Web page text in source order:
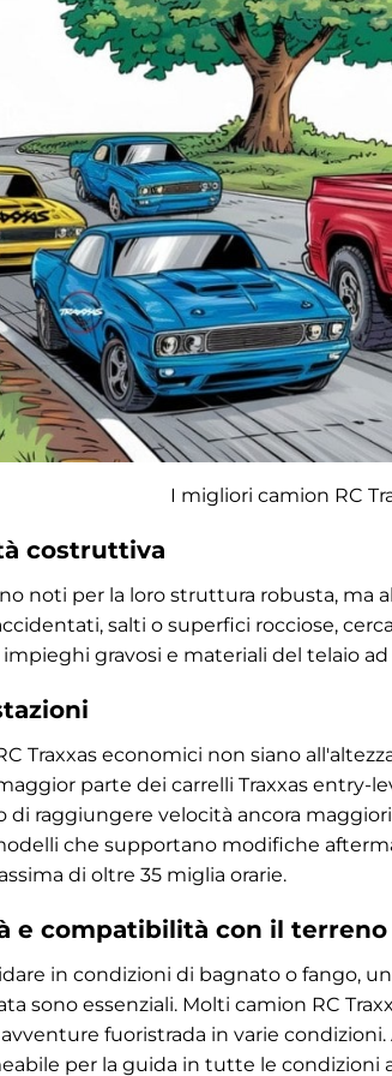
I migliori camion RC
costruttiva
noti per la loro struttura robusta,
salti o superfici rocciose,
gravosi e materiali del telaio
Traxxas economici non siano
parte dei carrelli Traxxas
di raggiungere velocità ancora
che supportano modifiche
di oltre 35 miglia orarie.
e compatibilità con il terreno
in condizioni di bagnato o fango,
sono essenziali. Molti camion RC
fuoristrada in varie condizioni.
per la guida in tutte le condizioni